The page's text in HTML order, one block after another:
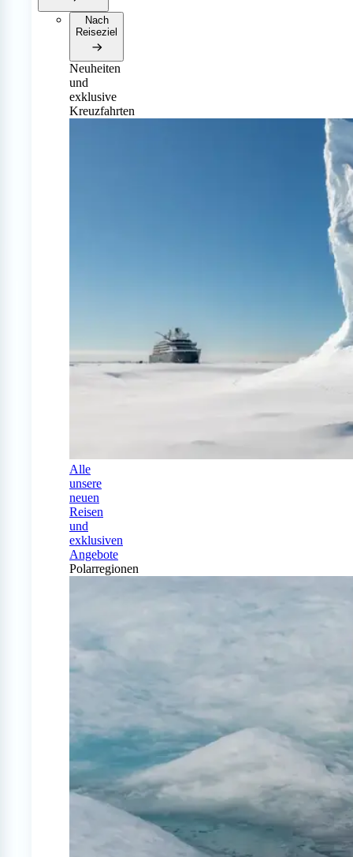
Nach
Reiseziel
Neuheiten
und
exklusive
Kreuzfahrten
Alle
unsere
neuen
Reisen
und
exklusiven
Angebote
Polarregionen